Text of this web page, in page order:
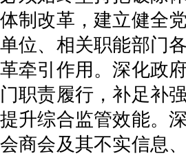
体制改革，建立健全
单位、相关职能部门
革牵引作用。深化政
门职责履行，补足补
提升综合监管效能。
会商会及其不实信息